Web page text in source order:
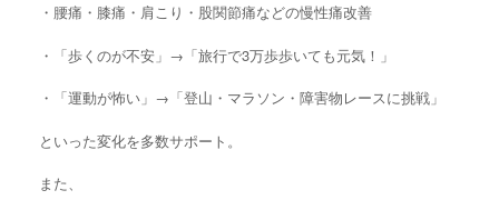
・腰痛・膝痛・肩こり・股関節痛などの慢性痛改善
・「歩くのが不安」→「旅行で3万歩歩いても元気！」
・「運動が怖い」→「登山・マラソン・障害物レースに挑戦」
といった変化を多数サポート。
また、